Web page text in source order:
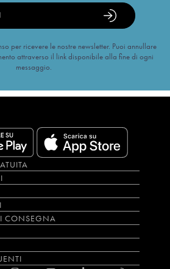
per ricevere le nostre newsletter. Puoi annullare
attraverso il link disponibile alla fine di ogni
messaggio.
CONSEGNA